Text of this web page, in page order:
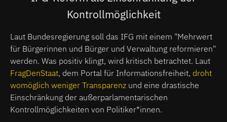
Kontrollmöglichkeit
Laut Bundesregierung soll das IFG mit einem "Mehrwert
für Bürgerinnen und Bürger und Verwaltung reformieren"
werden. Was positiv klingt, wird kritisch betrachtet. Laut
FragDenStaat, dem Portal für Informationsfreiheit, droht
womöglich weniger Transparenz und eine drastische
Einschränkung der außerparlamentarischen
Kontrollmöglichkeiten von Politiker*innen.